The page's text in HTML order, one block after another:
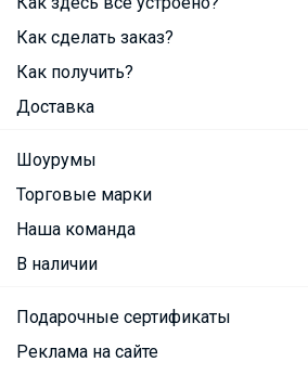
Как сделать заказ?
Как получить?
Доставка
Шоурумы
Торговые марки
Наша команда
В наличии
Подарочные сертификаты
Реклама на сайте